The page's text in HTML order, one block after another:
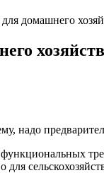
домашнего
надо